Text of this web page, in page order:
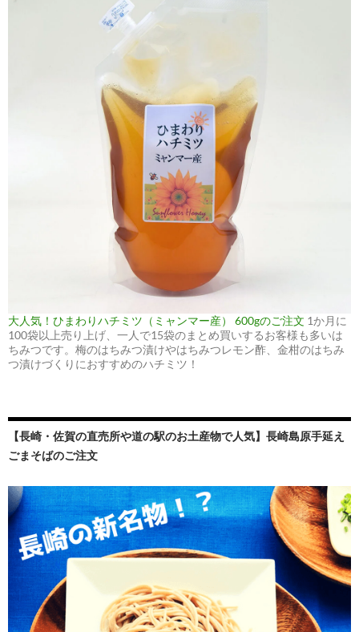
大人気！ひまわりハチミツ（ミャンマー産） 600gのご注文 1か月に
100袋以上売り上げ、一人で15袋のまとめ買いするお客様も多いは
ちみつです。梅のはちみつ漬けやはちみつレモン酢、金柑のはちみ
つ漬けづくりにおすすめのハチミツ！
【長崎・佐賀の直売所や道の駅のお土産物で人気】長崎島原手延え
ごまそばのご注文